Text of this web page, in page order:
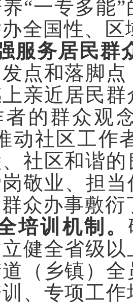
“一专多能
全国性、
服务居民群
点和落脚
亲近居民
者的群众观
动社区工作
社区和谐
敬业、担
众办事敷
培训机制。
健全省级
（乡镇）
、专项工